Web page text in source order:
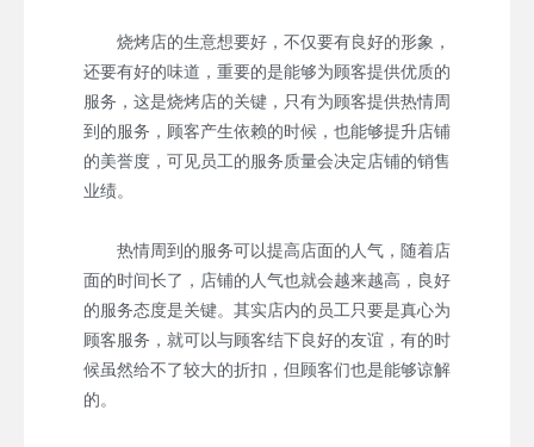
烧烤店的生意想要好，不仅要有良好的形象，
还要有好的味道，重要的是能够为顾客提供优质的
服务，这是烧烤店的关键，只有为顾客提供热情周
到的服务，顾客产生依赖的时候，也能够提升店铺
的美誉度，可见员工的服务质量会决定店铺的销售
业绩。
热情周到的服务可以提高店面的人气，随着店
面的时间长了，店铺的人气也就会越来越高，良好
的服务态度是关键。其实店内的员工只要是真心为
顾客服务，就可以与顾客结下良好的友谊，有的时
候虽然给不了较大的折扣，但顾客们也是能够谅解
的。